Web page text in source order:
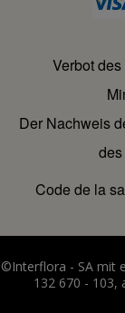
Verbot
Der Nachweis
Code de la
©Interflora - SA mit
132 670 - 103,